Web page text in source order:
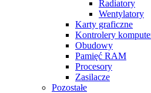
Radiatory
Wentylatory
Karty graficzne
Kontrolery
Obudowy
Pamięć RAM
Procesory
Zasilacze
Pozostałe